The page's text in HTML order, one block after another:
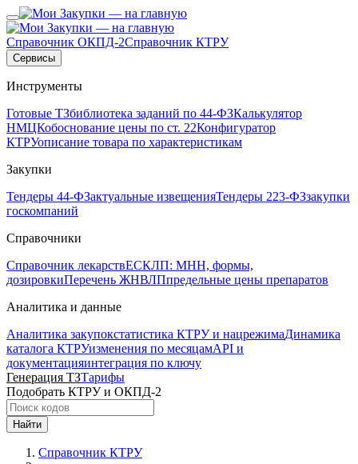
Справочник ОКПД-2Справочник КТРУ
Сервисы
Инструменты
Готовые ТЗбиблиотека заданий по 44-ФЗКалькулятор
НМЦКобоснование цены по ст. 22Конфигуратор
КТРУописание товара по характеристикам
Закупки
Тендеры 44-ФЗактуальные извещенияТендеры 223-ФЗзакупки
госкомпаний
Справочники
Справочник лекарствЕСКЛП: МНН, формы,
дозировкиПеречень ЖНВЛПпредельные цены препаратов
Аналитика и данные
Аналитика закупокстатистика КТРУ и нацрежимаДинамика
каталога КТРУизменения по месяцамAPI и
документацияинтеграция по ключу
Генерация ТЗТарифы
Подобрать КТРУ и ОКПД-2
Найти
Справочник КТРУ